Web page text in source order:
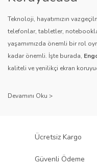
Teknoloji, hayatımızın
telefonlar, tabletler,
yaşamımızda önemli bir rol
kadar önemli. İşte burada,
kaliteli ve yenilikçi ekran
sağlıyor.
Engo ekran koruyucuları
,
ürününü titiz bir kalite kontrol
Ücretsiz Kargo
Güvenli Ödeme